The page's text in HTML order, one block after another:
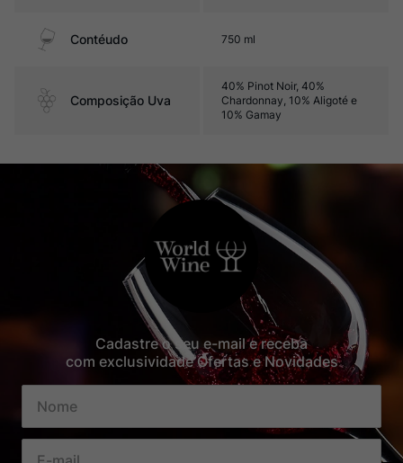
Contéudo 750 ml
Composição Uva
40% Pinot Noir, 40%
Chardonnay, 10% Aligoté e
10% Gamay
Cadastre o seu e-mail e receba
com exclusividade Ofertas e Novidades